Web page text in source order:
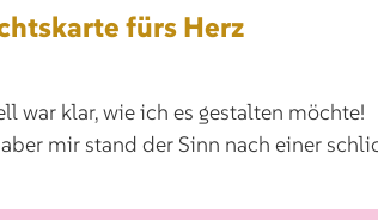
fürs Herz
war klar, wie ich es gestalten
mir stand der Sinn nach einer